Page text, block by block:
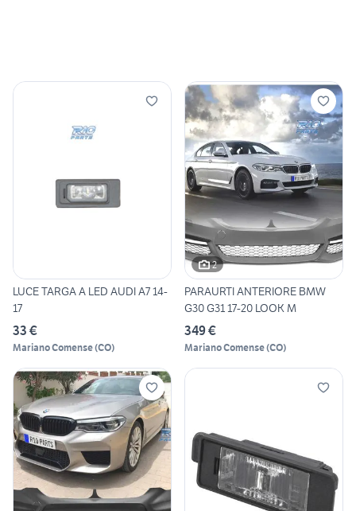
LUCE TARGA A LED AUDI A7 14-
17
33 €
Mariano Comense(CO)
2
PARAURTI ANTERIORE BMW
G30 G31 17-20 LOOK M
349 €
Mariano Comense(CO)